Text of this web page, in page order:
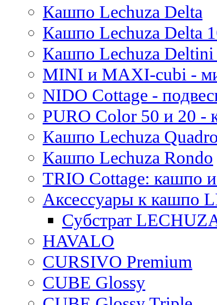
Pure
Кашпо Lechuza Delta
Кашпо Lechuza Delta
Кашпо Lechuza
MINI и MAXI-cubi -
NIDO Cottage -
PURO Color 50 и 20
Кашпо Lechuza
Кашпо Lechuza Rondo
TRIO Cottage: кашпо
Аксессуары к кашпо
Субстрат
HAVALO
CURSIVO Premium
CUBE Glossy